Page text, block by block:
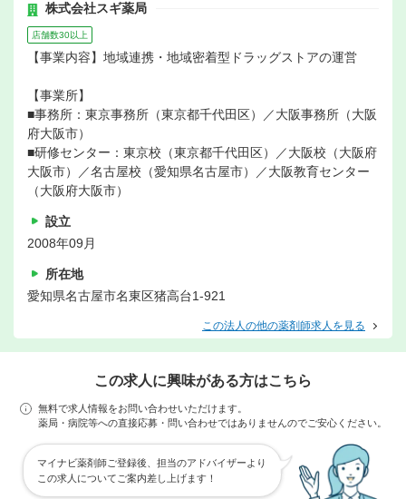
株式会社スギ薬局
店舗数30以上
【事業内容】地域連携・地域密着型ドラッグストアの運営
【事業所】
■事務所：東京事務所（東京都千代田区）／大阪事務所（大阪
府大阪市）
■研修センター：東京校（東京都千代田区）／大阪校（大阪府
大阪市）／名古屋校（愛知県名古屋市）／大阪教育センター
（大阪府大阪市）
設立
2008年09月
所在地
愛知県名古屋市名東区猪高台1-921
この法人の他の薬剤師求人を見る
この求人に興味がある方はこちら
無料で求人情報をお問い合わせいただけます。
薬局・病院等への直接応募・問い合わせではありませんのでご安心ください。
マイナビ薬剤師ご登録後、担当のアドバイザーより
この求人についてご案内差し上げます！